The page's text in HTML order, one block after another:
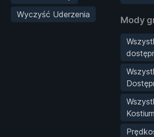
Wyczyść Uderzenia
Mody